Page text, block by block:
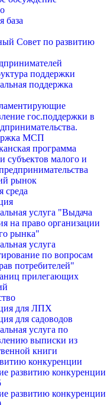
база
Совет по развитию
поддержки
поддержка
гос.поддержки в
МСП
программа
субъектов малого и
рынок
среда
услуга "Выдача
на право организации
рынка"
услуга
по вопросам
потребителей"
прилегающих
для ЛПХ
для садоводов
услуга по
выписки из
книги
конкуренции
развитию конкуренции
развитию конкуренции